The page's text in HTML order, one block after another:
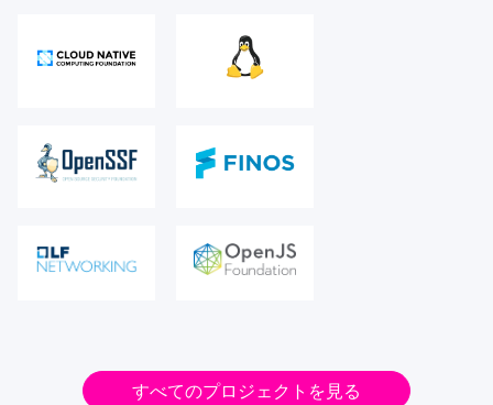
すべてのプロジェクトを見る